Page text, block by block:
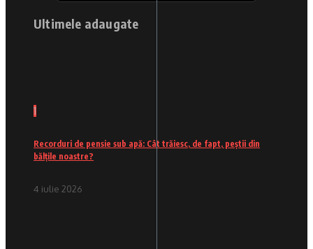
Ultimele adaugate
1
Recorduri de pensie sub apă: Cât trăiesc, de fapt, peștii din
bălțile noastre?
4 iulie 2026